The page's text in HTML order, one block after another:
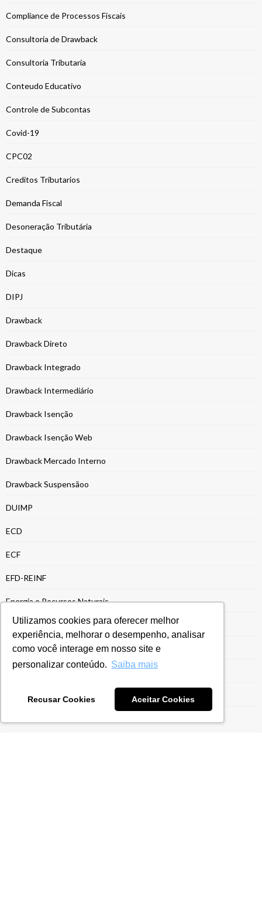
Utilizamos cookies para oferecer melhor
experiência, melhorar o desempenho, analisar
como você interage em nosso site e
personalizar conteúdo. Saiba mais
Recusar Cookies Aceitar Cookies
Compliance de Processos Fiscais
Consultoria de Drawback
Consultoria Tributaria
Conteudo Educativo
Controle de Subcontas
Covid-19
CPC02
Creditos Tributarios
Demanda Fiscal
Desoneração Tributária
Destaque
Dicas
DIPJ
Drawback
Drawback Direto
Drawback Integrado
Drawback Intermediário
Drawback Isenção
Drawback Isenção Web
Drawback Mercado Interno
Drawback Suspensãoo
DUIMP
ECD
ECF
EFD-REINF
Energia e Recursos Naturais
Entrega da ECF
Entrega ECF
Escrituração Contábil Fiscal
Estrutura para Gestão do Drawback